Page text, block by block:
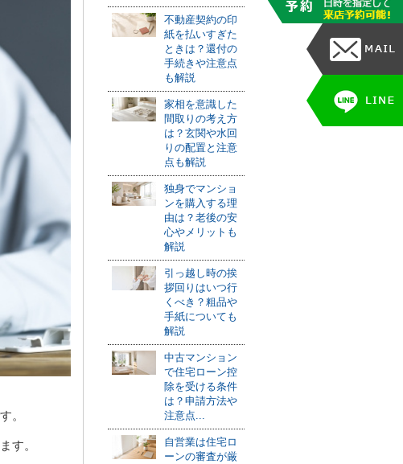
。
す。
不動産契約の印
紙を払いすぎた
ときは？還付の
手続きや注意点
も解説
家相を意識した
間取りの考え方
は？玄関や水回
りの配置と注意
点も解説
独身でマンショ
ンを購入する理
由は？老後の安
心やメリットも
解説
引っ越し時の挨
拶回りはいつ行
くべき？粗品や
手紙についても
解説
中古マンション
で住宅ローン控
除を受ける条件
は？申請方法や
注意点...
自営業は住宅ロ
ーンの審査が厳